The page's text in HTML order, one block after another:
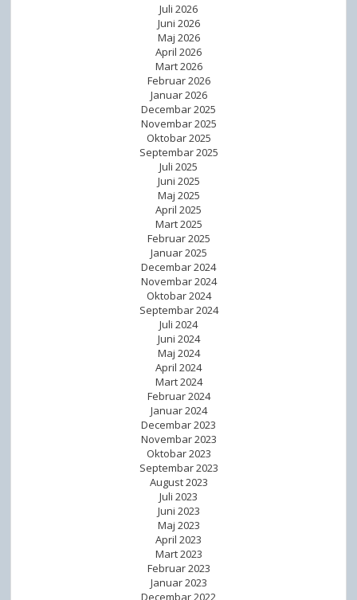
Juli 2026
Juni 2026
Maj 2026
April 2026
Mart 2026
Februar 2026
Januar 2026
Decembar 2025
Novembar 2025
Oktobar 2025
Septembar 2025
Juli 2025
Juni 2025
Maj 2025
April 2025
Mart 2025
Februar 2025
Januar 2025
Decembar 2024
Novembar 2024
Oktobar 2024
Septembar 2024
Juli 2024
Juni 2024
Maj 2024
April 2024
Mart 2024
Februar 2024
Januar 2024
Decembar 2023
Novembar 2023
Oktobar 2023
Septembar 2023
August 2023
Juli 2023
Juni 2023
Maj 2023
April 2023
Mart 2023
Februar 2023
Januar 2023
Decembar 2022